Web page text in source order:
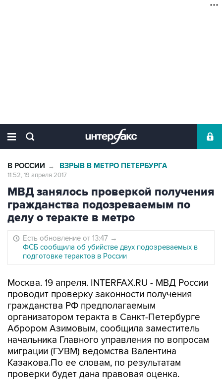
В РОССИИ → ВЗРЫВ В МЕТРО ПЕТЕРБУРГА
11:52, 19 апреля 2017
МВД занялось проверкой получения
гражданства подозреваемым по
делу о теракте в метро
Есть обновление от 13:47 →
ФСБ сообщила об убийстве двух подозреваемых в
подготовке терактов в России
Москва. 19 апреля. INTERFAX.RU - МВД России
проводит проверку законности получения
гражданства РФ предполагаемым
организатором теракта в Санкт-Петербурге
Аброром Азимовым, сообщила заместитель
начальника Главного управления по вопросам
миграции (ГУВМ) ведомства Валентина
Казакова.По ее словам, по результатам
проверки будет дана правовая оценка.